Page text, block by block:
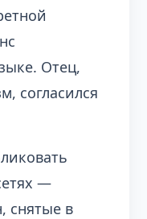
Отец,
согласился
—
снятые в